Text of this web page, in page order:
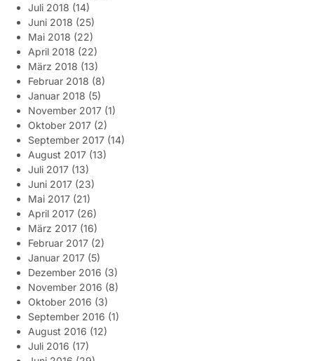
Juli 2018 (14)
Juni 2018 (25)
Mai 2018 (22)
April 2018 (22)
März 2018 (13)
Februar 2018 (8)
Januar 2018 (5)
November 2017 (1)
Oktober 2017 (2)
September 2017 (14)
August 2017 (13)
Juli 2017 (13)
Juni 2017 (23)
Mai 2017 (21)
April 2017 (26)
März 2017 (16)
Februar 2017 (2)
Januar 2017 (5)
Dezember 2016 (3)
November 2016 (8)
Oktober 2016 (3)
September 2016 (1)
August 2016 (12)
Juli 2016 (17)